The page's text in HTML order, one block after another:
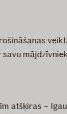
atšķiras –